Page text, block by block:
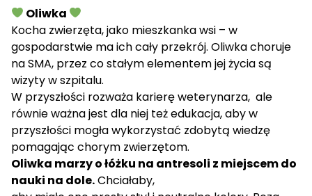
Oliwka
Kocha zwierzęta, jako mieszkanka wsi – w
gospodarstwie ma ich cały przekrój. Oliwka choruje
na SMA, przez co stałym elementem jej życia są
wizyty w szpitalu.
W przyszłości rozważa karierę weterynarza, ale
równie ważna jest dla niej też edukacja, aby w
przyszłości mogła wykorzystać zdobytą wiedzę
pomagając chorym zwierzętom.
Oliwka marzy o łóżku na antresoli z miejscem do
nauki na dole.Chciałaby,